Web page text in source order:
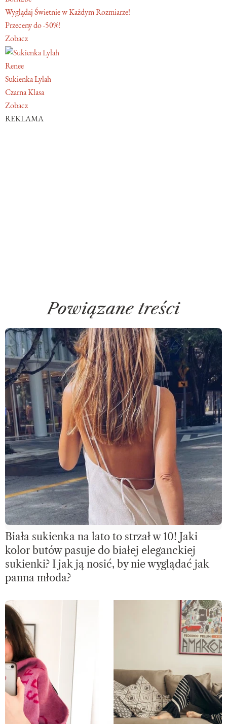
Wyglądaj Świetnie w Każdym Rozmiarze!
Przeceny do -50%!
Zobacz
Renee
Sukienka Lylah
Czarna Klasa
Zobacz
REKLAMA
Powiązane treści
Biała sukienka na lato to strzał w 10! Jaki
kolor butów pasuje do białej eleganckiej
sukienki? I jak ją nosić, by nie wyglądać jak
panna młoda?